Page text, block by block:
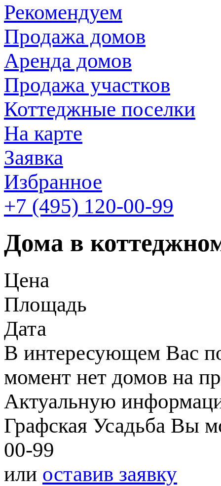
Рекомендуем
Продажа домов
Аренда домов
Продажа участков
Коттеджные поселки
На карте
Заявка
Избранное
+7 (495) 120-00-99
Дома в
Цена
Площадь
Дата
В интересующем Вас
момент нет домов на
Актуальную
Графская Усадьба Вы
00-99
или оставив заявку